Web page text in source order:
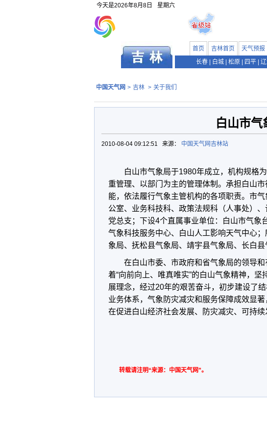
今天是2026年8月8日 星期六
首页 吉林首页 天气预报
长春
白城 松原 四平
中国天气网 > 吉林 > 关于我们
白山市气
2010-08-04 09:12:51 来源： 中国天气网吉林站
白山市气象局于1980年成立，机构规格
重管理、以部门为主的管理体制。承担白山
能，依法履行气象主管机构的各项职责。市
公室、业务科技科、政策法规科（人事处）
党总支；下设4个直属事业单位：白山市气象
气象科技服务中心、白山人工影响天气中心
象局、抚松县气象局、靖宇县气象局、长白县
在白山市委、市政府和省气象局的领导
着“向前向上、唯真唯实”的白山气象精神，坚
展理念，经过20年的艰苦奋斗，初步建设了
业务体系，气象防灾减灾和服务保障成效显
在促进白山经济社会发展、防灾减灾、可持续
转载请注明“来源：中国天气网”。